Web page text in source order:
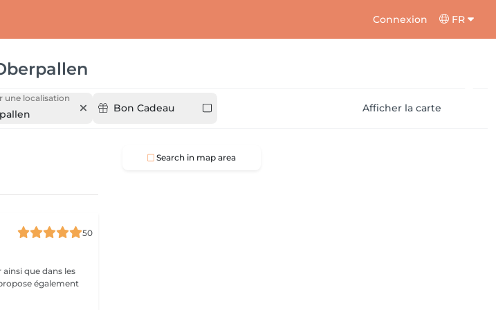
Connexion FR
une localisation
Bon Cadeau Afficher la carte
50
que dans les
également
Search in map area